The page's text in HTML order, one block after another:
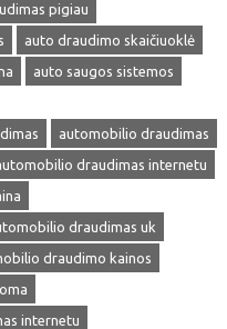
pigiau
auto draudimo skaičiuoklė
auto saugos sistemos
automobilio draudimas
draudimas internetu
draudimas uk
draudimo kainos
internetu